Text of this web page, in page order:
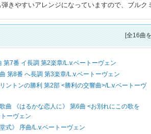
きやすいアレンジになっていますので、ブルク
[全16曲
第7番 イ長調 第2楽章/L.v.ベートーヴェン
第8番 へ長調 第3楽章/L.v.ベートーヴェン
ントンの勝利 第2部 <勝利の交響曲>/L.v.ベートーヴ
曲 《はるかな恋人に》 第6曲 <お別れにこの歌を
ーヴェン
堂式》 序曲/L.v.ベートーヴェン